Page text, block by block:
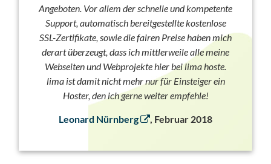
Angeboten. Vor allem der schnelle und kompetente
Support, automatisch bereitgestellte kostenlose
SSL-Zertifikate, sowie die fairen Preise haben mich
derart überzeugt, dass ich mittlerweile alle meine
Webseiten und Webprojekte hier bei lima hoste.
lima ist damit nicht mehr nur für Einsteiger ein
Hoster, den ich gerne weiter empfehle!
Leonard Nürnberg , Februar 2018